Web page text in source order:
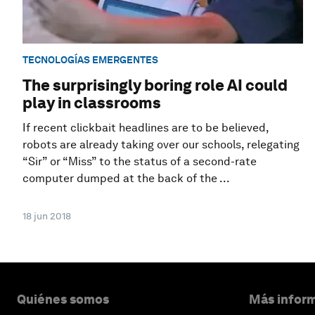
TECNOLOGÍAS EMERGENTES
The surprisingly boring role AI could
play in classrooms
If recent clickbait headlines are to be believed,
robots are already taking over our schools, relegating
“Sir” or “Miss” to the status of a second-rate
computer dumped at the back of the ...
18 jun 2018
Quiénes somos Más